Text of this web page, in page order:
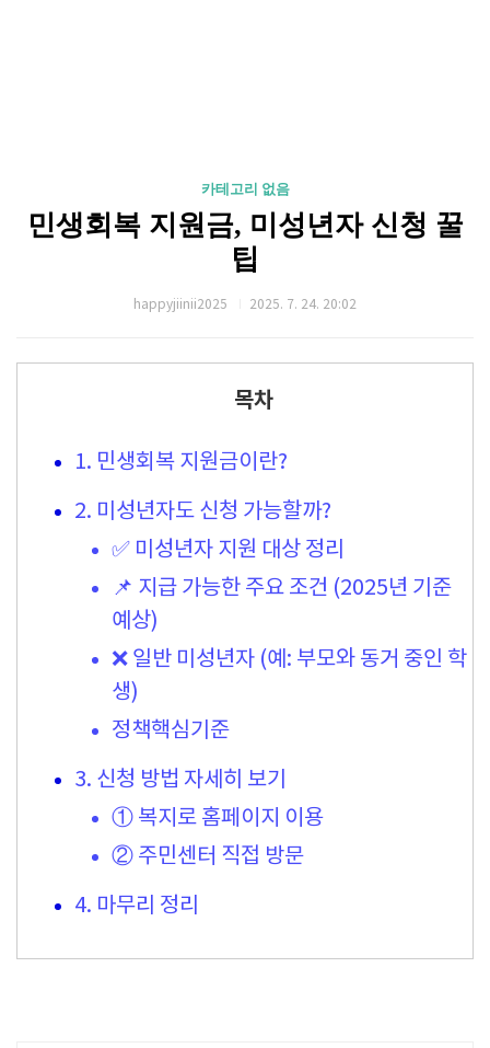
카테고리 없음
민생회복 지원금, 미성년자 신청 꿀
팁
happyjiinii2025 2025. 7. 24. 20:02
목차
1. 민생회복 지원금이란?
2. 미성년자도 신청 가능할까?
✅ 미성년자 지원 대상 정리
📌 지급 가능한 주요 조건 (2025년 기준
예상)
❌ 일반 미성년자 (예: 부모와 동거 중인 학
생)
정책핵심기준
3. 신청 방법 자세히 보기
① 복지로 홈페이지 이용
② 주민센터 직접 방문
4. 마무리 정리